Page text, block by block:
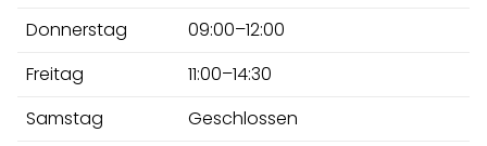
Donnerstag
09:00–12:00
Freitag
11:00–14:30
Samstag
Geschlossen